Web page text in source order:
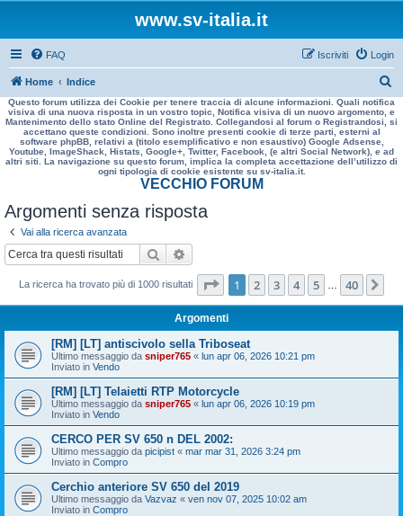
www.sv-italia.it
FAQ Login
Iscriviti
Home Indice
e
r
a
Questo forum utilizza dei Cookie per tenere traccia di alcune informazioni. Quali notifica
visiva di una nuova risposta in un vostro topic, Notifica visiva di un nuovo argomento, e
Mantenimento dello stato Online del Registrato. Collegandosi al forum o Registrandosi, si
accettano queste condizioni. Sono inoltre presenti cookie di terze parti, esterni al
software phpBB, relativi a (titolo esemplificativo e non esaustivo) Google Adsense,
Youtube, ImageShack, Histats, Google+, Twitter, Facebook, (e altri Social Network), e ad
altri siti. La navigazione su questo forum, implica la completa accettazione dell’utilizzo di
ogni tipologia di cookie esistente su sv-italia.it.
VECCHIO FORUM
Argomenti senza risposta
Vai alla ricerca avanzata
Cerca
La ricerca ha trovato più di 1000 risultati Pagina di 40
1 2 3 4 5 40
Argomenti
[RM] [LT] antiscivolo sella Triboseat
Ultimo messaggio da sniper765 « lun apr 06, 2026 10:21 pm
Inviato in Vendo
[RM] [LT] Telaietti RTP Motorcycle
Ultimo messaggio da sniper765 « lun apr 06, 2026 10:19 pm
Inviato in Vendo
CERCO PER SV 650 n DEL 2002:
Ultimo messaggio da picipist « mar mar 31, 2026 3:24 pm
Inviato in Compro
Cerchio anteriore SV 650 del 2019
Ultimo messaggio da Vazvaz « ven nov 07, 2025 10:02 am
Inviato in Compro